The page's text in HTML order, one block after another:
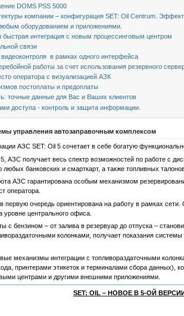
DOMS PSS 5000
компании – конфигурация SET: Oil Centrum.
оборудованием и приложениями.
быстрая интеграция с новым процессинговым центром
связи
в рамках одного интерфейса
работы за счет использования резервного
оператора с визуализацией АЗК
постоплаты и предоплаты
точные данные для Вас и Ваших клиентов
доступа - контроль и защита информации.
управления автозаправочным комплексом
АЗС SET: Oil 5 сочетает в себе богатую
получает весь спектр возможностей по работе с
банковских и смарткарт, а также топливных
гарантирована особым механизмом
оператора.
очередь ориентирована на работу в рамках сети.
уровне центрального офиса.
– от залива в резервуар до отпуска –
колонками, получает показания
интеграции с топливораздаточными
принтерами этикеток и терминалами сбора
центрами и другими внешними приложениями.
SET: OIL – НОВОЕ В 5-ОЙ